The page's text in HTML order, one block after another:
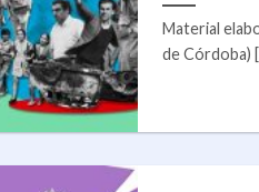
Material
de Córdoba)